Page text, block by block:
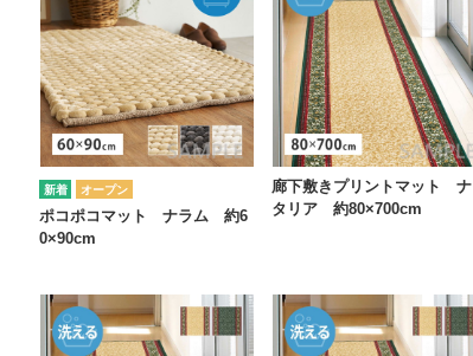
オープン
ポコポコマット ナラム 約6
0×90cm
廊下敷きプリントマット ナ
タリア 約80×700cm